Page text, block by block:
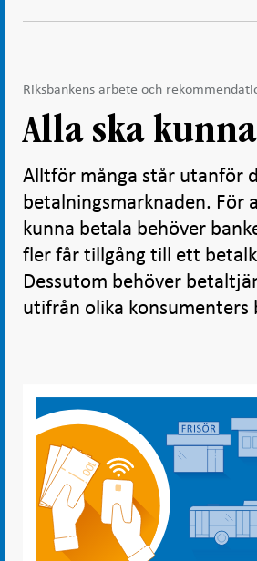
Riksbankens arbete och
Alla ska
Alltför många står utanför
betalningsmarknaden. För
kunna betala behöver
fler får tillgång till ett
Dessutom behöver
utifrån olika konsumenters